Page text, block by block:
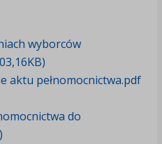
wyborców
aktu pełnomocnictwa.pdf
do